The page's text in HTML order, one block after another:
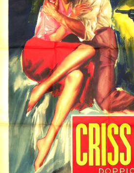
Vendre